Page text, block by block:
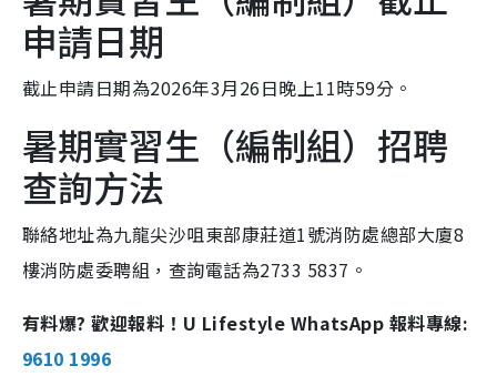
申請日期
截止申請日期為2026年3月26日晚上11時59分。
暑期實習生（編制組）招聘
查詢方法
聯絡地址為九龍尖沙咀東部康莊道1號消防處總部大廈8
樓消防處委聘組，查詢電話為2733 5837。
有料爆? 歡迎報料！U Lifestyle WhatsApp 報料專線:
9610 1996